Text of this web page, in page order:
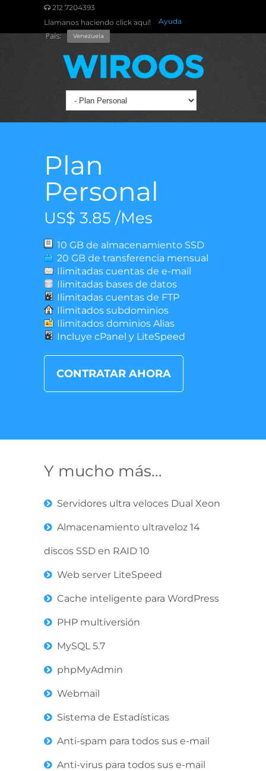
212 7204393
Llamanos haciendo click aquí!
Ayuda
País: Venezuela
Plan
Personal
US$ 3.85 /Mes
10 GB de almacenamiento SSD
20 GB de transferencia mensual
Ilimitadas cuentas de e-mail
Ilimitadas bases de datos
Ilimitadas cuentas de FTP
Ilimitados subdominios
Ilimitados dominios Alias
Incluye cPanel y LiteSpeed
CONTRATAR AHORA
Y mucho más...
Servidores ultra veloces Dual Xeon
Almacenamiento ultraveloz 14
discos SSD en RAID 10
Web server LiteSpeed
Cache inteligente para WordPress
PHP multiversión
MySQL 5.7
phpMyAdmin
Webmail
Sistema de Estadísticas
Anti-spam para todos sus e-mail
Anti-virus para todos sus e-mail